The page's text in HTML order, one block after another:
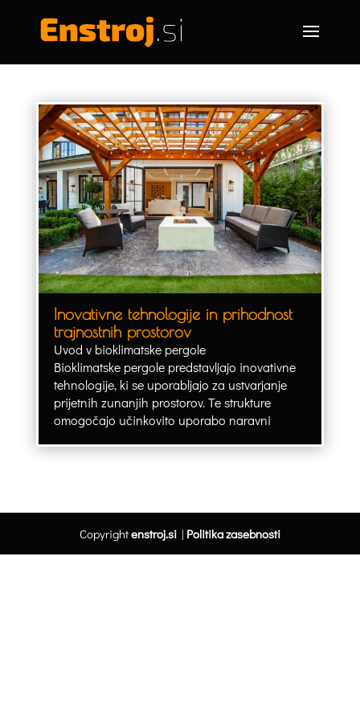
Inovativne tehnologije in prihodnost
trajnostnih prostorov
Uvod v bioklimatske pergole
Bioklimatske pergole predstavljajo inovativne
tehnologije, ki se uporabljajo za ustvarjanje
prijetnih zunanjih prostorov. Te strukture
omogočajo učinkovito uporabo naravni
Copyrightenstroj.si| Politika zasebnosti